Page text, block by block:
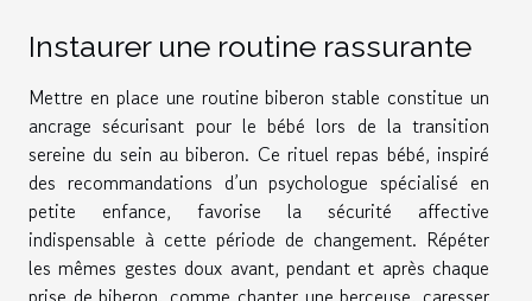
Instaurer une routine rassurante
Mettre en place une routine biberon stable constitue un
ancrage sécurisant pour le bébé lors de la transition
sereine du sein au biberon. Ce rituel repas bébé, inspiré
des recommandations d’un psychologue spécialisé en
petite enfance, favorise la sécurité affective
indispensable à cette période de changement. Répéter
les mêmes gestes doux avant, pendant et après chaque